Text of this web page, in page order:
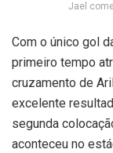
Jael
Com o único gol
primeiro tempo
cruzamento de
excelente
segunda
aconteceu no